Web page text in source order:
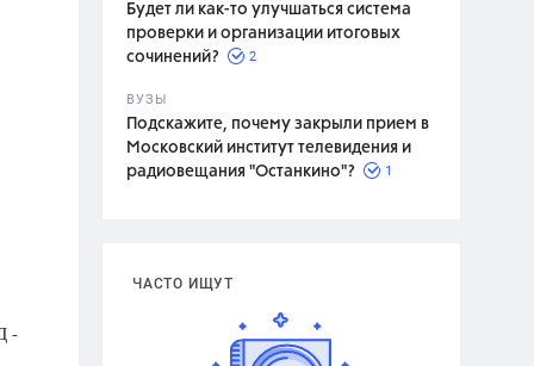
Будет ли как-то улучшаться система
проверки и организации итоговых
сочинений?
2
ВУЗЫ
Подскажите, почему закрыли прием в
Московский институт телевидения и
радиовещания "Останкино"?
1
ЧАСТО ИЩУТ
-